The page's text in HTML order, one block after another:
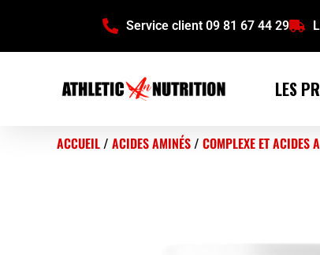
Service client 09 81 67 44 29
LES
ACCUEIL/ ACIDES AMINÉS/ COMPLEXE ET ACIDES